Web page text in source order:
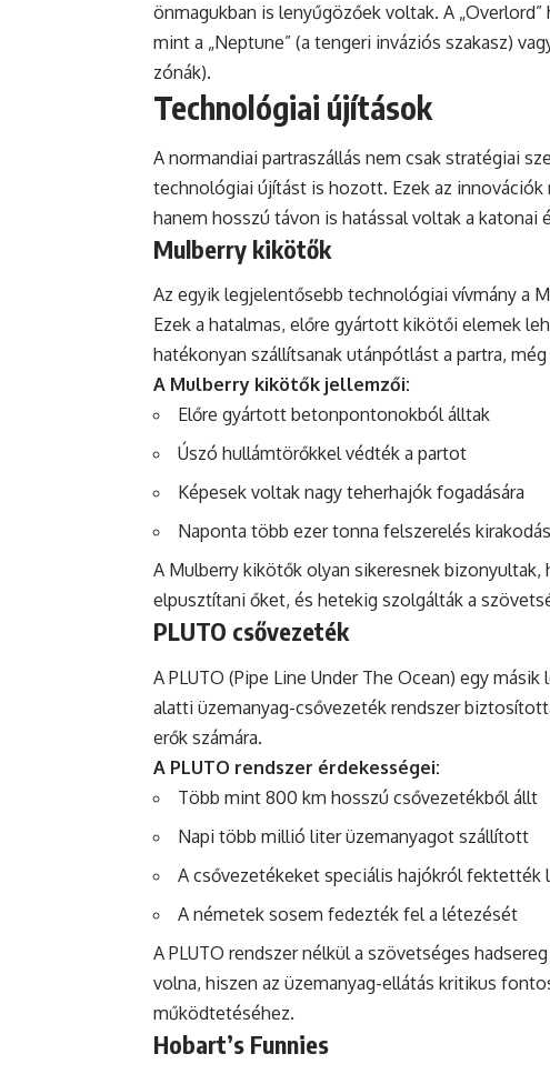
önmagukban is lenyűgözőek voltak. A
mint a „Neptune” (a tengeri inváziós szakasz)
zónák).
Technológiai újítások
A normandiai partraszállás nem csak stratégiai
technológiai újítást is hozott. Ezek az
hanem hosszú távon is hatással voltak a katonai
Mulberry kikötők
Az egyik legjelentősebb technológiai vívmány a
Ezek a hatalmas, előre gyártott kikötői elemek
hatékonyan szállítsanak utánpótlást a partra,
A Mulberry kikötők jellemzői:
Előre gyártott betonpontonokból álltak
Úszó hullámtörőkkel védték a partot
Képesek voltak nagy teherhajók fogadására
Naponta több ezer tonna felszerelés
A Mulberry kikötők olyan sikeresnek
elpusztítani őket, és hetekig szolgálták a
PLUTO csővezeték
A PLUTO (Pipe Line Under The Ocean) egy
alatti üzemanyag-csővezeték rendszer
erők számára.
A PLUTO rendszer érdekességei:
Több mint 800 km hosszú csővezetékből állt
Napi több millió liter üzemanyagot szállított
A csővezetékeket speciális hajókról fektették
A németek sosem fedezték fel a létezését
A PLUTO rendszer nélkül a szövetséges
volna, hiszen az üzemanyag-ellátás kritikus
működtetéséhez.
Hobart’s Funnies